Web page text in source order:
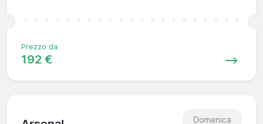
Prezzo da
192 €
Domenica